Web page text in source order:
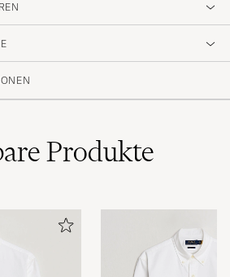
AM AUF CAREOFCARL.NO
Produkte